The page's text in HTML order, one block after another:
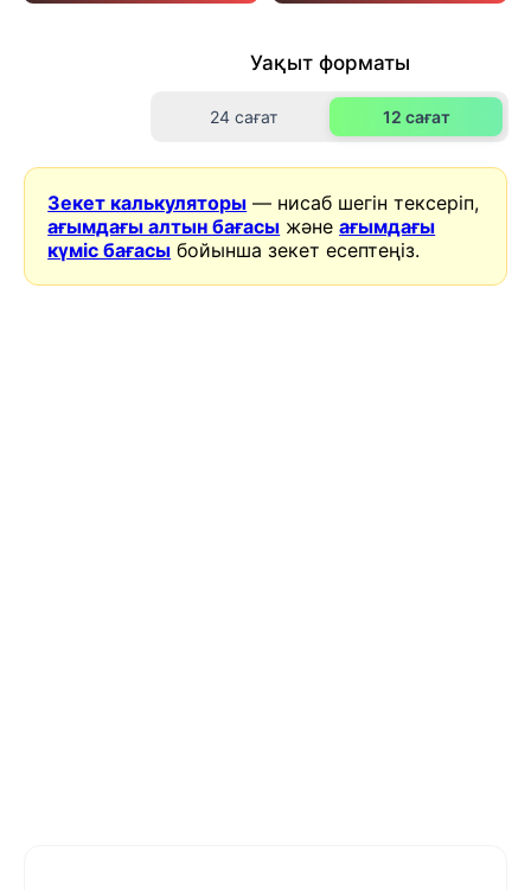
Уақыт форматы
24 сағат 12 сағат
Зекет калькуляторы — нисаб шегін тексеріп,
ағымдағы алтын бағасы жәнеағымдағы
күміс бағасы бойынша зекет есептеңіз.